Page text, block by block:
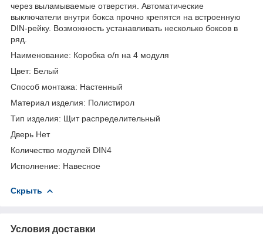
через выламываемые отверстия. Автоматические
выключатели внутри бокса прочно крепятся на встроенную
DIN-рейку. Возможность устанавливать несколько боксов в
ряд.
Наименование: Коробка о/п на 4 модуля
Цвет: Белый
Способ монтажа: Настенный
Материал изделия: Полистирол
Тип изделия: Щит распределительный
Дверь Нет
Количество модулей DIN4
Исполнение: Навесное
Скрыть
Условия доставки